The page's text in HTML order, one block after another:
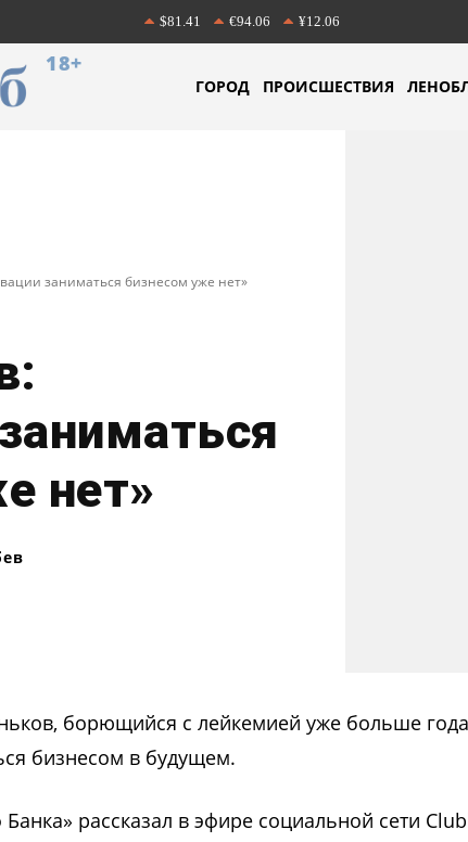
$81.41 €94.06 ¥12.06
18+
ГОРОД ПРОИСШЕСТВИЯ
заниматься бизнесом уже нет»
нет»
борющийся с лейкемией уже больше
бизнесом в будущем.
рассказал в эфире социальной сети